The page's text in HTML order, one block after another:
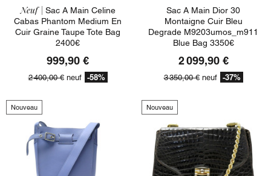
Neuf | Sac A Main Celine
Cabas Phantom Medium En
Cuir Graine Taupe Tote Bag
2400€
999,90 €
2 400,00 €neuf -58%
Sac A Main Dior 30
Montaigne Cuir Bleu
Degrade M9203umos_m911
Blue Bag 3350€
2 099,90 €
3 350,00 €neuf -37%
Nouveau Nouveau